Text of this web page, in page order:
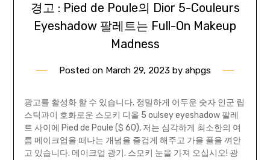
경고 : Pied de Poule의 Dior 5-Couleurs
Eyeshadow 팔레트는 Full-On Makeup
Madness
Posted on March 29, 2023 by ahpgs
광고를 활성화 할 수 있습니다. 정밀하게 어두운 숫자 인군 립
스틱과이 호화로운 스모키 디올 5 oulsey eyeshadow 팔레
트 사이에 Pied de Poule ($ 60), 저는 심각하게 최소한의 여
름 메이크업을 떠나는 개념을 즐겁게 해주고 가을 풀을 껴안
고 있습니다. 메이크업 광기. 스모키 눈을 가져 오십시오! 광